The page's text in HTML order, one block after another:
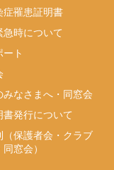
症罹患証明書
急時について
ト
みなさまへ・同窓会
書発行について
（保護者会・クラブ
窓会）